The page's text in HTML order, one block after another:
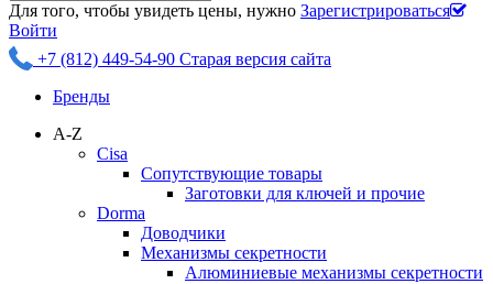
Для того, чтобы увидеть цены, нужно Зарегистрироваться
Войти
+7 (812) 449-54-90 Старая версия сайта
Бренды
A-Z
Cisa
Сопутствующие товары
Заготовки для ключей и прочие
Dorma
Доводчики
Механизмы секретности
Алюминиевые механизмы секретности